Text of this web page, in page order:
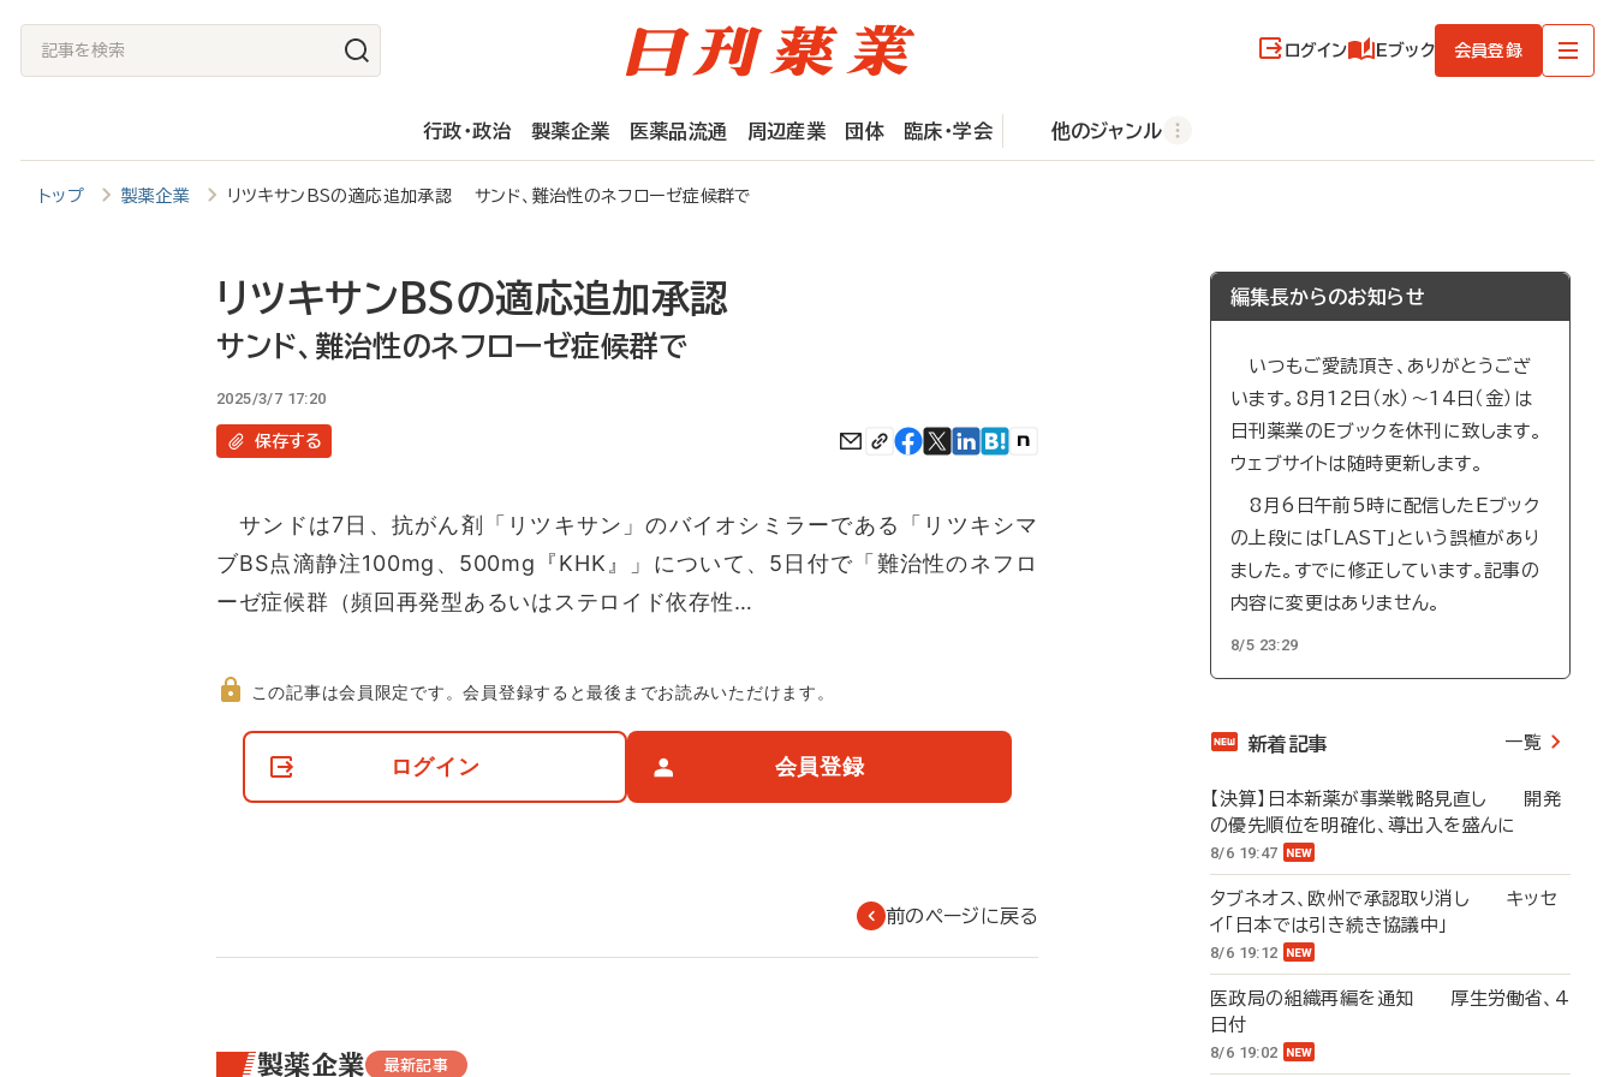
記
事
検
索
ログイン Eブック 会員登録
行政・政治 製薬企業 医薬品流通 周辺産業 団体 臨床・学会 他のジャンル
トップ 製薬企業 リツキサンBSの適応追加承認 サンド、難治性のネフローゼ症候群で
リツキサンBSの適応追加承認
サンド、難治性のネフローゼ症候群で
2025/3/7 17:20
保存する
サンドは7日、抗がん剤「リツキサン」のバイオシミラーである「リツキシマ
ブBS点滴静注100mg、500mg『KHK』」について、5日付で「難治性のネフロ
ーゼ症候群（頻回再発型あるいはステロイド依存性…
て
この記事は会員限定です。会員登録すると最後までお読みいただけます。
ログイン 会員登録
前のページに戻る
製薬企業 最新記事
編集長からのお知らせ
いつもご愛読頂き、ありがとうござ
います。8月12日（水）～14日（金）は
日刊薬業のEブックを休刊に致します。
ウェブサイトは随時更新します。
8月6日午前5時に配信したEブック
の上段には「LAST」という誤植があり
ました。すでに修正しています。記事の
内容に変更はありません。
8/5 23:29
新着記事 一覧
【決算】日本新薬が事業戦略見直し 開発
の優先順位を明確化、導出入を盛んに
8/6 19:47
タブネオス、欧州で承認取り消し キッセ
イ「日本では引き続き協議中」
8/6 19:12
医政局の組織再編を通知 厚生労働省、4
日付
8/6 19:02